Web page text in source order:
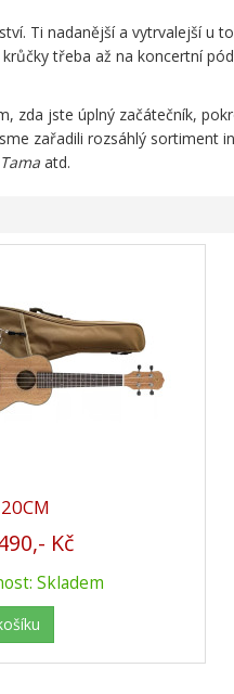
Ti nadanější a vytrvalejší u
třeba až na koncertní
zda jste úplný začátečník,
zařadili rozsáhlý sortiment
atd.
Kč
Skladem